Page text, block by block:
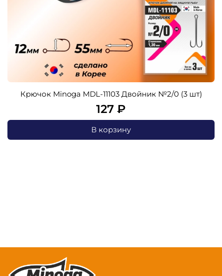
Крючок Minoga MDL-11103 Двойник №2/0 (3 шт)
127 ₽
В корзину